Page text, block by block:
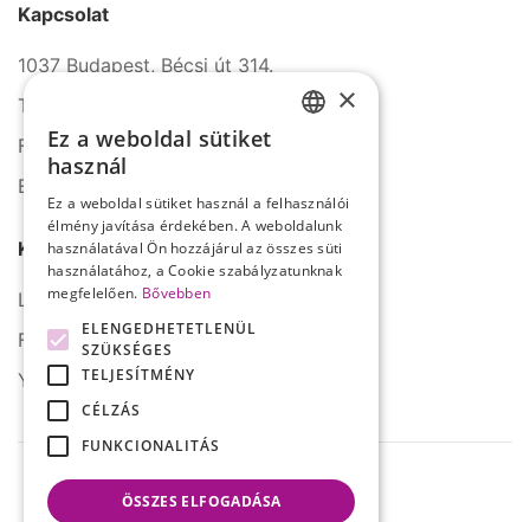
Kapcsolat
1037 Budapest, Bécsi út 314.
Tel.: +36 1 272 2140
Fax: +36 1 272 2150
E-mail: info@serco.hu
Kövessen minket
LinkedIn
Facebook
YouTube
×
Ez a weboldal sütiket
használ
Ez a weboldal sütiket használ a felhasználói
élmény javítása érdekében. A weboldalunk
használatával Ön hozzájárul az összes süti
használatához, a Cookie szabályzatunknak
megfelelően. Bővebben
ELENGEDHETETLENÜL
SZÜKSÉGES
TELJESÍTMÉNY
CÉLZÁS
FUNKCIONALITÁS
ÖSSZES ELFOGADÁSA